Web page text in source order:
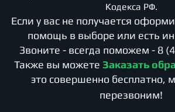
Кодекса РФ.
Если у вас не получается
помощь в выборе или есть
Звоните - всегда поможем - 8
Также вы можете Заказать
это совершенно бесплатно,
перезвоним!